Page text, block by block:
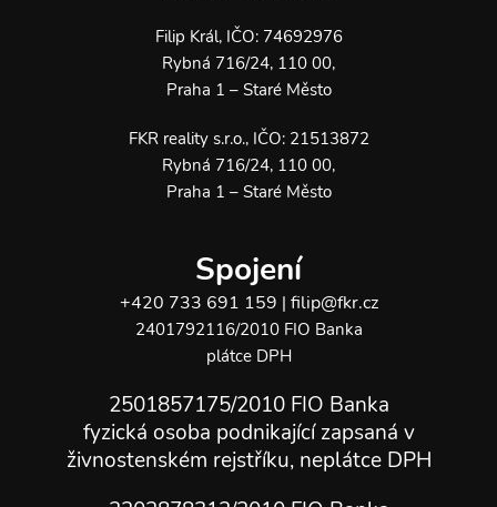
Filip Král, IČO: 74692976
Rybná 716/24, 110 00,
Praha 1 – Staré Město
FKR reality s.r.o., IČO: 21513872
Rybná 716/24, 110 00,
Praha 1 – Staré Město
Spojení
+420 733 691 159 | filip@fkr.cz
2401792116/2010 FIO Banka
plátce DPH
2501857175/2010 FIO Banka
fyzická osoba podnikající zapsaná v
živnostenském rejstříku, neplátce DPH